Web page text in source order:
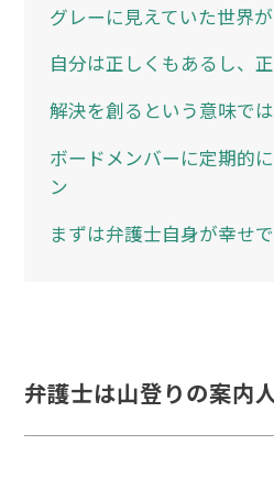
グレーに見えていた世界
自分は正しくもあるし、
解決を創るという意味で
ボードメンバーに定期的
ン
まずは弁護士自身が幸せ
弁護士は山登りの案内